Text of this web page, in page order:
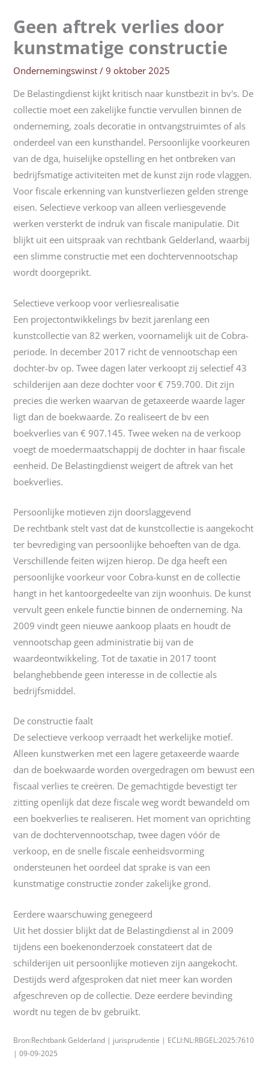
Geen aftrek verlies door
kunstmatige constructie
Ondernemingswinst /9 oktober 2025
De Belastingdienst kijkt kritisch naar kunstbezit in bv's. De
collectie moet een zakelijke functie vervullen binnen de
onderneming, zoals decoratie in ontvangstruimtes of als
onderdeel van een kunsthandel. Persoonlijke voorkeuren
van de dga, huiselijke opstelling en het ontbreken van
bedrijfsmatige activiteiten met de kunst zijn rode vlaggen.
Voor fiscale erkenning van kunstverliezen gelden strenge
eisen. Selectieve verkoop van alleen verliesgevende
werken versterkt de indruk van fiscale manipulatie. Dit
blijkt uit een uitspraak van rechtbank Gelderland, waarbij
een slimme constructie met een dochtervennootschap
wordt doorgeprikt.
Selectieve verkoop voor verliesrealisatie
Een projectontwikkelings bv bezit jarenlang een
kunstcollectie van 82 werken, voornamelijk uit de Cobra-
periode. In december 2017 richt de vennootschap een
dochter-bv op. Twee dagen later verkoopt zij selectief 43
schilderijen aan deze dochter voor € 759.700. Dit zijn
precies die werken waarvan de getaxeerde waarde lager
ligt dan de boekwaarde. Zo realiseert de bv een
boekverlies van € 907.145. Twee weken na de verkoop
voegt de moedermaatschappij de dochter in haar fiscale
eenheid. De Belastingdienst weigert de aftrek van het
boekverlies.
Persoonlijke motieven zijn doorslaggevend
De rechtbank stelt vast dat de kunstcollectie is aangekocht
ter bevrediging van persoonlijke behoeften van de dga.
Verschillende feiten wijzen hierop. De dga heeft een
persoonlijke voorkeur voor Cobra-kunst en de collectie
hangt in het kantoorgedeelte van zijn woonhuis. De kunst
vervult geen enkele functie binnen de onderneming. Na
2009 vindt geen nieuwe aankoop plaats en houdt de
vennootschap geen administratie bij van de
waardeontwikkeling. Tot de taxatie in 2017 toont
belanghebbende geen interesse in de collectie als
bedrijfsmiddel.
De constructie faalt
De selectieve verkoop verraadt het werkelijke motief.
Alleen kunstwerken met een lagere getaxeerde waarde
dan de boekwaarde worden overgedragen om bewust een
fiscaal verlies te creëren. De gemachtigde bevestigt ter
zitting openlijk dat deze fiscale weg wordt bewandeld om
een boekverlies te realiseren. Het moment van oprichting
van de dochtervennootschap, twee dagen vóór de
verkoop, en de snelle fiscale eenheidsvorming
ondersteunen het oordeel dat sprake is van een
kunstmatige constructie zonder zakelijke grond.
Eerdere waarschuwing genegeerd
Uit het dossier blijkt dat de Belastingdienst al in 2009
tijdens een boekenonderzoek constateert dat de
schilderijen uit persoonlijke motieven zijn aangekocht.
Destijds werd afgesproken dat niet meer kan worden
afgeschreven op de collectie. Deze eerdere bevinding
wordt nu tegen de bv gebruikt.
Bron:Rechtbank Gelderland | jurisprudentie | ECLI:NL:RBGEL:2025:7610
| 09-09-2025